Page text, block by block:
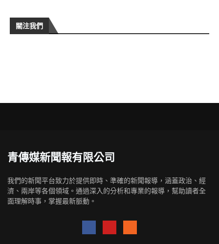
關注我們
青傳媒新聞報有限公司
我們的新聞平台致力於提供即時、準確的新聞報導，涵蓋政治、經
濟、兩岸等各個領域。通過深入的分析和專業的報導，幫助讀者全
面理解時事，掌握最新脈動。